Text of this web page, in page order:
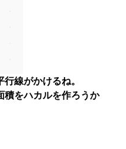
線がかけるね。
積をハカルを作ろうか